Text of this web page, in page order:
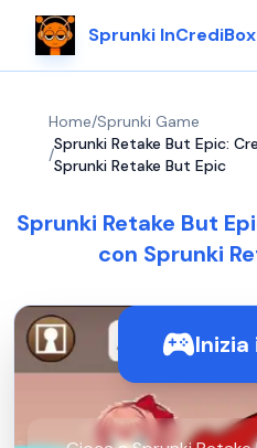
Sprunki InCrediBox
Home/Sprunki Game
/
Sprunki Retake But Epic:
Sprunki Retake But Epic
Sprunki Retake But
con Sprunki
Inizia